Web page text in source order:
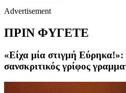
Advertisement
ΠΡΙΝ ΦΥΓΕΤΕ
«Είχα μία στιγμή
σανσκριτικός γρίφος